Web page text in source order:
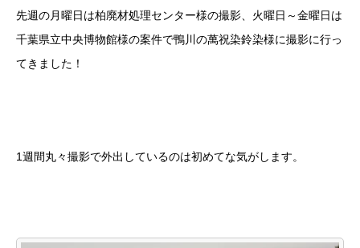
先週の月曜日は柏廃材処理センター様の撮影、火曜日～金曜日は
千葉県立中央博物館様の案件で鴨川の萬祝染鈴染様に撮影に行っ
てきました！
1週間丸々撮影で外出しているのは初めてな気がします。